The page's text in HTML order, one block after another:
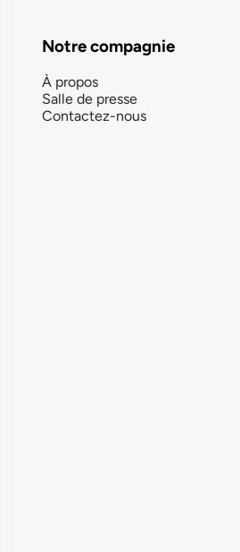
Notre compagnie
À propos
Salle de presse
Contactez-nous